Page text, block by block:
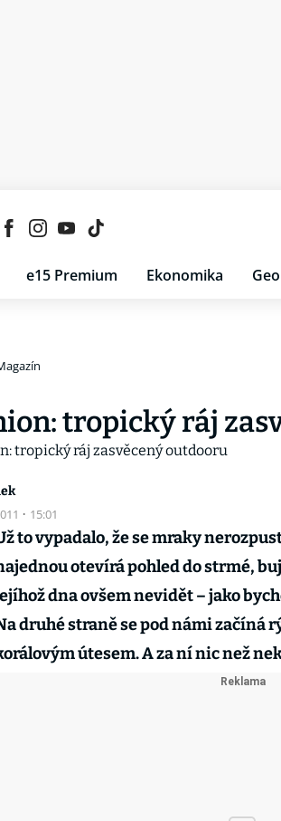
e15 Premium Ekonomika
tropický ráj
· 15:01
to vypadalo, že se mraky
otevírá pohled do strmé,
dna ovšem nevidět – jako
druhé straně se pod námi začíná
útesem. A za ní nic než